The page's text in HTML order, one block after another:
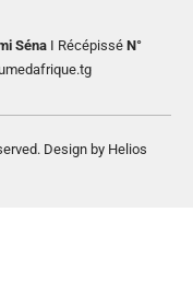
SénaI RécépisséN°
Design by Helios